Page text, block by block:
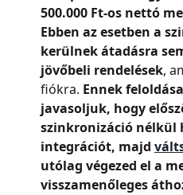
500.000 Ft-os nettó
Ebben az esetben a
kerülnek átadásra
jövőbeli rendelések,
fiókra. Ennek
javasoljuk, hogy
szinkronizáció nélkül
integrációt, majd
utólag végezed el a
visszamenőleges